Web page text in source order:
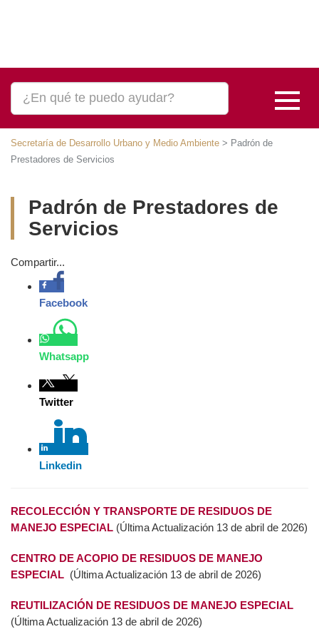
Secretaría de Desarrollo Urbano y Medio Ambiente> Padrón de
Prestadores de Servicios
Padrón de Prestadores de
Servicios
Compartir...
Facebook
Whatsapp
Twitter
Linkedin
RECOLECCIÓN Y TRANSPORTE DE RESIDUOS DE
MANEJO ESPECIAL (Última Actualización 13 de abril de
CENTRO DE ACOPIO DE RESIDUOS DE MANEJO
REUTILIZACIÓN DE RESIDUOS DE MANEJO ESPECIAL